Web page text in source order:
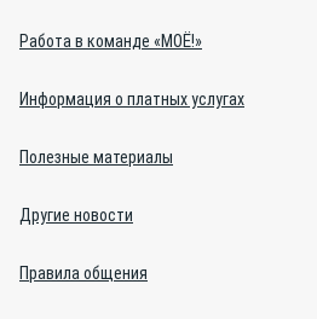
Работа в команде «МОЁ!»
Информация о платных услугах
Полезные материалы
Другие новости
Правила общения